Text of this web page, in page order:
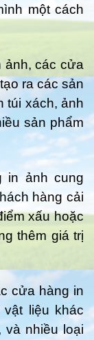
một cách
ảnh, các cửa
ra các sản
túi xách, ảnh
sản phẩm
in ảnh cung
hàng cải
xấu hoặc
thêm giá trị
cửa hàng in
liệu khác
và nhiều loại